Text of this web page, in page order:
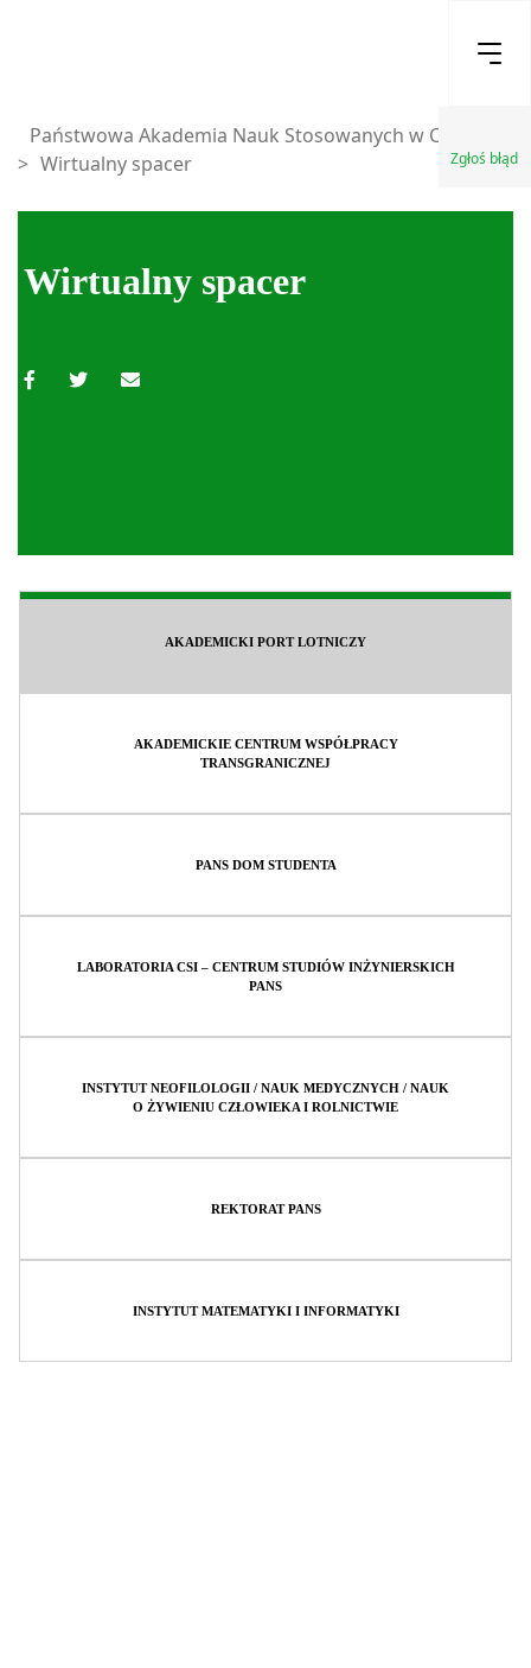
Zgłoś błąd
Państwowa Akademia Nauk Stosowanych w Chełmie
> Wirtualny spacer
Wirtualny spacer
AKADEMICKI PORT LOTNICZY
AKADEMICKIE CENTRUM WSPÓŁPRACY
TRANSGRANICZNEJ
PANS DOM STUDENTA
LABORATORIA CSI – CENTRUM STUDIÓW INŻYNIERSKICH
PANS
INSTYTUT NEOFILOLOGII / NAUK MEDYCZNYCH / NAUK
O ŻYWIENIU CZŁOWIEKA I ROLNICTWIE
REKTORAT PANS
INSTYTUT MATEMATYKI I INFORMATYKI